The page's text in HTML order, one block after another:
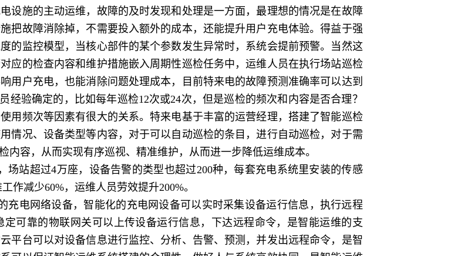
施的主动运维，故障的及时发现和处理是一方面，最理想的情况是在故障
把故障消除掉，不需要投入额外的成本，还能提升用户充电体验。得益于强
的监控模型，当核心部件的某个参数发生异常时，系统会提前预警。当然这
应的检查内容和维护措施嵌入周期性巡检任务中，运维人员在执行场站巡检
用户充电，也能消除问题处理成本，目前特来电的故障预测准确率可以达到
经验确定的，比如每年巡检12次或24次，但是巡检的频次和内容是否合理？
用频次等因素有很大的关系。特来电基于丰富的运营经理，搭建了智能巡检
情况、设备类型等内容，对于可以自动巡检的条目，进行自动巡检，对于需
容，从而实现有序巡视、精准维护，从而进一步降低运维成本。
站超过4万座，设备告警的类型也超过200种，每套充电系统里安装的传感
作减少60%，运维人员劳效提升200%。
电网络设备，智能化的充电网设备可以实时采集设备运行信息，执行远程
可靠的物联网关可以上传设备运行信息，下达远程命令，是智能运维的支
平台可以对设备信息进行监控、分析、告警、预测，并发出远程命令，是智